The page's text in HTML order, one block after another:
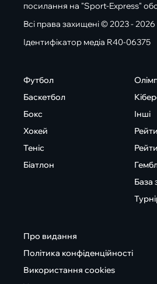
посилання на "Sport-Express"
Всі права захищені © 2023 -
Ідентифікатор медіа R40-06375
Футбол
Баскетбол
Бокс
Хокей
Теніс
Біатлон
Інші
База
Про видання
Політика конфіденційності
Використання cookies